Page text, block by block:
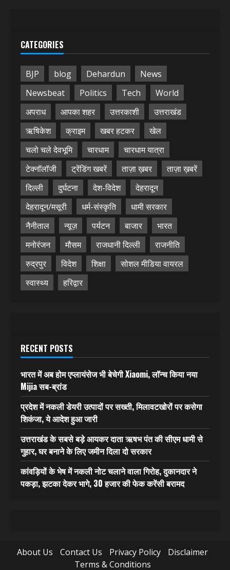
CATEGORIES
BJP blog Dehardun
News
Newsbeat
Politics Tech
World
अपराध
आपका शहर उत्तरकाशी
उत्तराखंड
ऋषिकेश
क्राइम खबर हटकर
खेल
चलो चले देवभूमि
चारधाम
चारधाम यात्रा
टेक्नॉलॉजी
ट्रेंडिंग खबरें ताज़ा ख़बर
ताज़ा ख़बरें
दिल्ली
दुर्घटना देश-विदेश
देहरादून
देहरादून/मसूरी
धर्म-संस्कृति
धामी सरकार
नैनीताल
न्यूज़ पर्यटन बाजार
भारत
मनोरंजन
मौसम राजधानी दिल्ली
राजनीति
रुद्रपुर
विदेश शिक्षा
सोशल मीडिया वायरल
स्वास्थ्य
हरिद्वार
RECENT POSTS
भारत में अब होम एप्लायंसेज भी बेचेगी Xiaomi, लॉन्च किया नया
Mijia सब-ब्रांड
प्रदेश में नकली डेयरी उत्पादों पर सख्ती, मिलावटखोरों पर कसेगा
शिकंजा, ये आदेश हुआ जारी
उत्तराखंड के सबसे बड़े आयकर दाता ऋषभ पंत की सीएम धामी से
गुहार, घर बनाने के लिए जमीन दिला दो सरकार
कांवड़ियों के भेष में नकली नोट चलाने वाला गिरोह, दुकानदार ने
पकड़ा, झटका देकर भागे, 30 हजार की फेक करेंसी बरामद
About Us Contact Us Privacy Policy
Disclaimer
Terms & Conditions